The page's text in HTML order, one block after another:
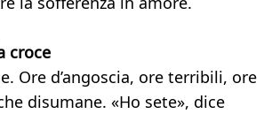
croce
Ore d’angoscia, ore terribili, ore
disumane. «Ho sete», dice